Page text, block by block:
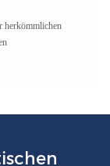
herkömmlichen